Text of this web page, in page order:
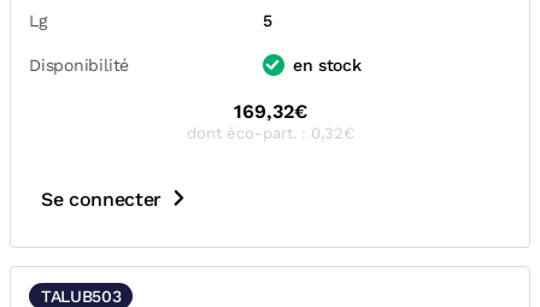
Lg
5
Disponibilité en stock
169,32€
dont éco-part. : 0,32€
Se connecter
TALUB503